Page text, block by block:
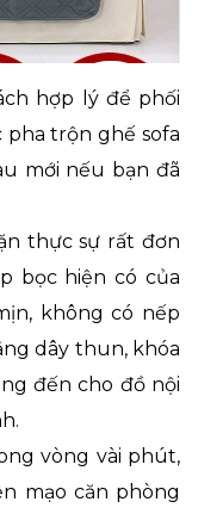
hợp lý để phối
trộn ghế sofa
mới nếu bạn đã
thực sự rất đơn
bọc hiện có của
không có nếp
dây thun, khóa
đến cho đồ nội
vòng vài phút,
mạo căn phòng